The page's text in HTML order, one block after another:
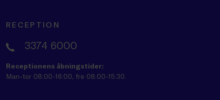
RECEPTION
3374 6000
Receptionens åbningstider:
Man-tor 08:00-16:00, fre 08:00-15:30.